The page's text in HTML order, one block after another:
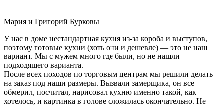
Мария и Григорий Бурковы
У нас в доме нестандартная кухня из-за короба и выступов,
поэтому готовые кухни (хоть они и дешевле) — это не наш
вариант. Мы с мужем много где были, но не нашли
подходящего варианта.
После всех походов по торговым центрам мы решили делать
на заказ под наши размеры. Вызвали замерщика, он все
обмерил, посчитал, нарисовал кухню именно такой, как
хотелось, и картинка в голове сложилась окончательно. Не